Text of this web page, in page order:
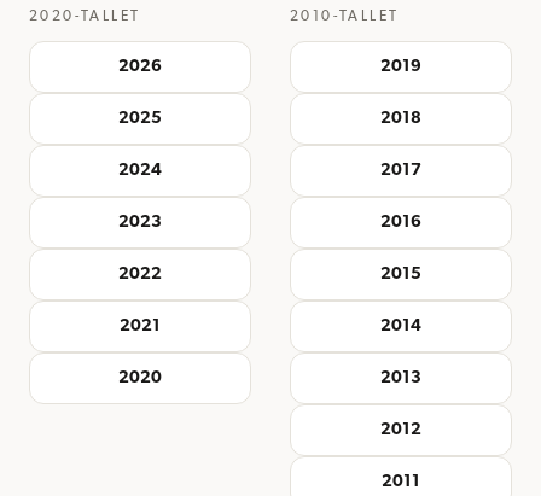
2020-TALLET
2026
2025
2024
2023
2022
2021
2020
2010-TALLET
2019
2018
2017
2016
2015
2014
2013
2012
2011